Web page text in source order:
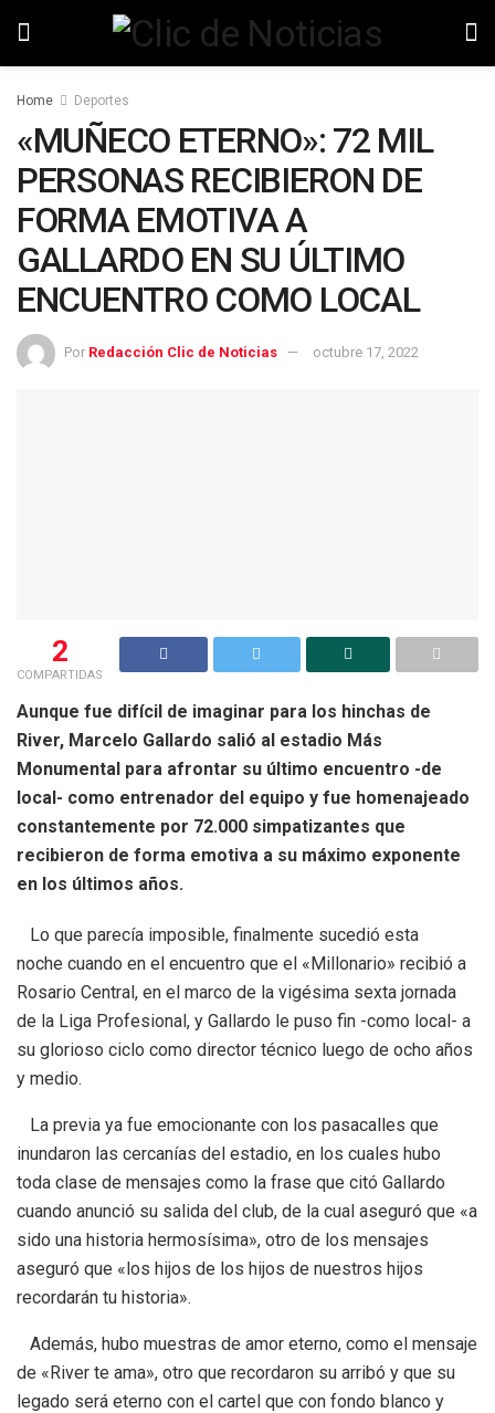
Home Deportes
«MUÑECO ETERNO»: 72 MIL
PERSONAS RECIBIERON DE
FORMA EMOTIVA A
GALLARDO EN SU ÚLTIMO
ENCUENTRO COMO LOCAL
Por Redacción Clic de Noticias octubre 17, 2022
2
COMPARTIDAS
Aunque fue difícil de imaginar para los hinchas de
River, Marcelo Gallardo salió al estadio Más
Monumental para afrontar su último encuentro -de
local- como entrenador del equipo y fue homenajeado
constantemente por 72.000 simpatizantes que
recibieron de forma emotiva a su máximo exponente
en los últimos años.
Lo que parecía imposible, finalmente sucedió esta
noche cuando en el encuentro que el «Millonario» recibió a
Rosario Central, en el marco de la vigésima sexta jornada
de la Liga Profesional, y Gallardo le puso fin -como local- a
su glorioso ciclo como director técnico luego de ocho años
y medio.
La previa ya fue emocionante con los pasacalles que
inundaron las cercanías del estadio, en los cuales hubo
toda clase de mensajes como la frase que citó Gallardo
cuando anunció su salida del club, de la cual aseguró que «a
sido una historia hermosísima», otro de los mensajes
aseguró que «los hijos de los hijos de nuestros hijos
recordarán tu historia».
Además, hubo muestras de amor eterno, como el mensaje
de «River te ama», otro que recordaron su arribó y que su
legado será eterno con el cartel que con fondo blanco y